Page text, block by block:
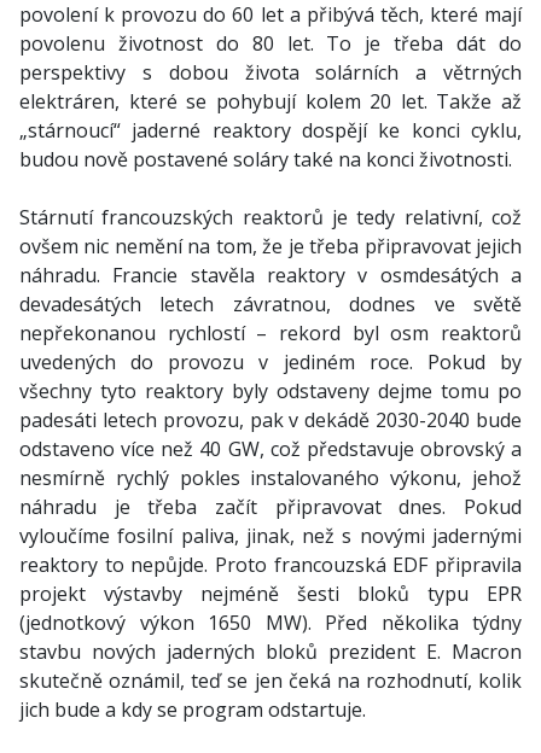
povolení k provozu do 60 let a přibývá těch, které mají
povolenu životnost do 80 let. To je třeba dát do
perspektivy s dobou života solárních a větrných
elektráren, které se pohybují kolem 20 let. Takže až
„stárnoucí“ jaderné reaktory dospějí ke konci cyklu,
budou nově postavené soláry také na konci životnosti.
Stárnutí francouzských reaktorů je tedy relativní, což
ovšem nic nemění na tom, že je třeba připravovat jejich
náhradu. Francie stavěla reaktory v osmdesátých a
devadesátých letech závratnou, dodnes ve světě
nepřekonanou rychlostí – rekord byl osm reaktorů
uvedených do provozu v jediném roce. Pokud by
všechny tyto reaktory byly odstaveny dejme tomu po
padesáti letech provozu, pak v dekádě 2030-2040 bude
odstaveno více než 40 GW, což představuje obrovský a
nesmírně rychlý pokles instalovaného výkonu, jehož
náhradu je třeba začít připravovat dnes. Pokud
vyloučíme fosilní paliva, jinak, než s novými jadernými
reaktory to nepůjde. Proto francouzská EDF připravila
projekt výstavby nejméně šesti bloků typu EPR
(jednotkový výkon 1650 MW). Před několika týdny
stavbu nových jaderných bloků prezident E. Macron
skutečně oznámil, teď se jen čeká na rozhodnutí, kolik
jich bude a kdy se program odstartuje.